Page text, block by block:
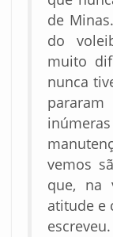
de
do
muito
nunca
pararam
vemos
que, na
atitude e
escreveu.